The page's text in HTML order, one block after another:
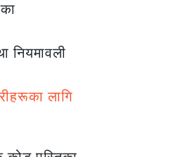
नियमावली
लागि